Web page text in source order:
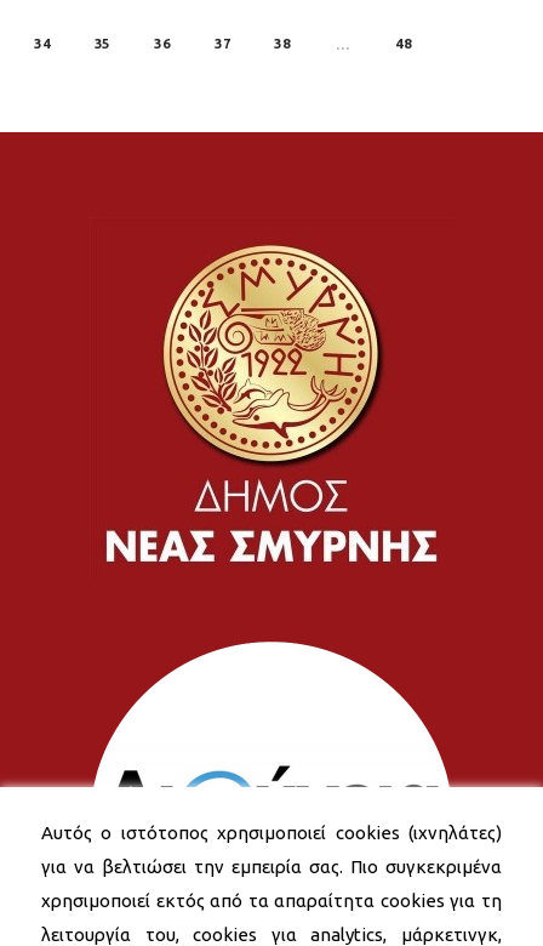
34 35 36 37 38 … 48
Αυτός ο ιστότοπος χρησιμοποιεί cookies (ιχνηλάτες)
για να βελτιώσει την εμπειρία σας. Πιο συγκεκριμένα
χρησιμοποιεί εκτός από τα απαραίτητα cookies για τη
λειτουργία του, cookies για analytics, μάρκετινγκ,